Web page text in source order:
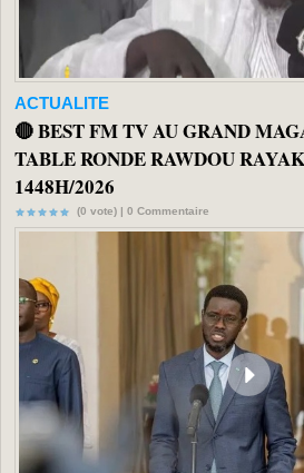
ACTUALITE
🔴 BEST FM TV AU GRAND
TABLE RONDE RAWDOU
1448H/2026
(0 vote) | 0 Commentaire